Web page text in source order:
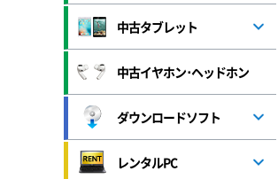
中古タブレット
中古イヤホン･ヘッドホン
ダウンロードソフト
レンタルPC